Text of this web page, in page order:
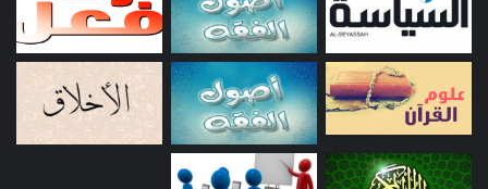
الإدراكات. أما الثاني فيستوعب الأول في زاوية صغيرة منه، يتسع بعد ذلك
لاستيعاب الحقيقة العليا، وهي ليست في الأصل إلا جزءا من الواقع.
ونحن حين نفرق هنا بين الواقع والحقيقة فلنبين أطراف المعادلة التي يقوم
عليها الواقع الإسلامي، فالحقيقة العليا جزء من هذا الواقع، بل هي الجزء
الأسمى فيه، لأنها تتجاوز البصر الى البصيرة، والمادة إلى الروح، والعقل إلى ما
وراء الطبيعة.